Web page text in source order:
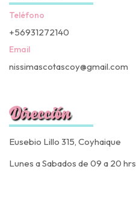
Teléfono
+56931272140
Email
nissimascotascoy@gmail.com
Dirección
Eusebio Lillo 315, Coyhaique
Lunes a Sabados de 09 a 20 hrs